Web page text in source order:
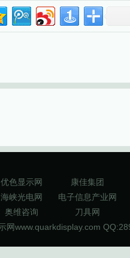
优色显示网 康佳集团
海峡光电网 电子信息产业网
奥维咨询 刀具网
网www.quarkdisplay.com